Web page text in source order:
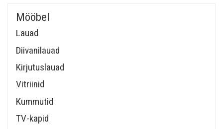
Mööbel
Lauad
Diivanilauad
Kirjutuslauad
Vitriinid
Kummutid
TV-kapid